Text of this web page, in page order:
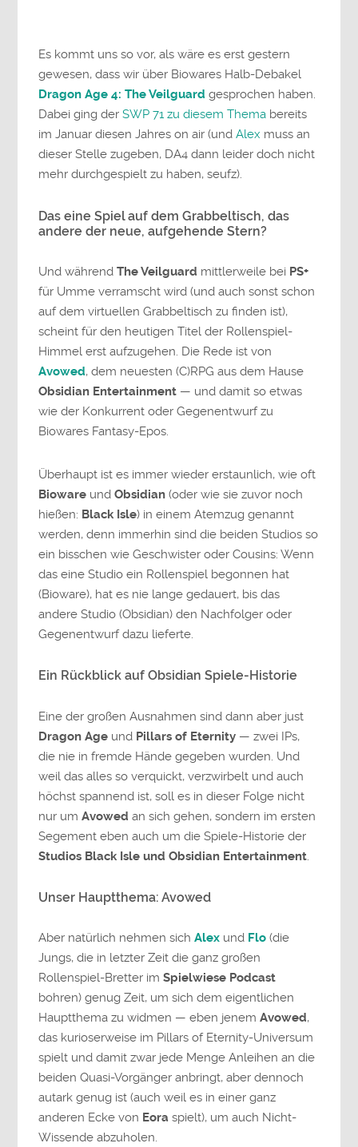
Es kommt uns so vor, als wäre es erst gestern
gewesen, dass wir über Biowares Halb-Debakel
Dragon Age 4: The Veilguard gesprochen haben.
Dabei ging derSWP 71 zu diesem Thema bereits
im Januar diesen Jahres on air (undAlex muss an
dieser Stelle zugeben, DA4 dann leider doch nicht
mehr durchgespielt zu haben, seufz).
Das eine Spiel auf dem Grabbeltisch, das
andere der neue, aufgehende Stern?
Und währendThe Veilguard mittlerweile bei PS+
für Umme verramscht wird (und auch sonst schon
auf dem virtuellen Grabbeltisch zu finden ist),
scheint für den heutigen Titel der Rollenspiel-
Himmel erst aufzugehen. Die Rede ist von
Avowed, dem neuesten (C)RPG aus dem Hause
Obsidian Entertainment — und damit so etwas
wie der Konkurrent oder Gegenentwurf zu
Biowares Fantasy-Epos.
Überhaupt ist es immer wieder erstaunlich, wie oft
Bioware undObsidian (oder wie sie zuvor noch
hießen: Black Isle) in einem Atemzug genannt
werden, denn immerhin sind die beiden Studios so
ein bisschen wie Geschwister oder Cousins: Wenn
das eine Studio ein Rollenspiel begonnen hat
(Bioware), hat es nie lange gedauert, bis das
andere Studio (Obsidian) den Nachfolger oder
Gegenentwurf dazu lieferte.
Ein Rückblick auf Obsidian Spiele-Historie
Eine der großen Ausnahmen sind dann aber just
Dragon Age und Pillars of Eternity — zwei IPs,
die nie in fremde Hände gegeben wurden. Und
weil das alles so verquickt, verzwirbelt und auch
höchst spannend ist, soll es in dieser Folge nicht
nur umAvowed an sich gehen, sondern im ersten
Segement eben auch um die Spiele-Historie der
Studios Black Isle und Obsidian Entertainment.
Unser Hauptthema: Avowed
Aber natürlich nehmen sichAlex und Flo (die
Jungs, die in letzter Zeit die ganz großen
Rollenspiel-Bretter imSpielwiese Podcast
bohren) genug Zeit, um sich dem eigentlichen
Hauptthema zu widmen — eben jenemAvowed,
das kurioserweise im Pillars of Eternity-Universum
spielt und damit zwar jede Menge Anleihen an die
beiden Quasi-Vorgänger anbringt, aber dennoch
autark genug ist (auch weil es in einer ganz
anderen Ecke von Eora spielt), um auch Nicht-
Wissende abzuholen.